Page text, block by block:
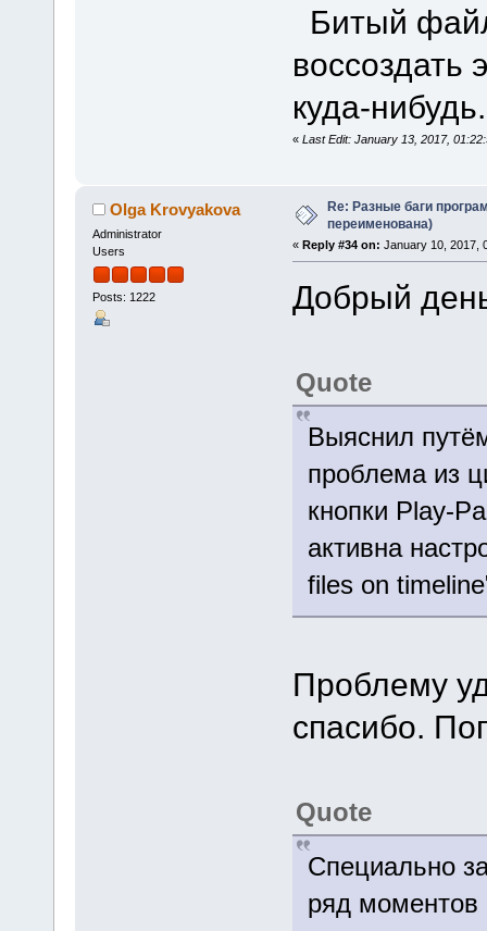
Битый
воссоздать
куда-нибудь.
« Last Edit: January 13, 2017,
Olga Krovyakova
Administrator
Users
Posts: 1222
Re: Разные баги
переименована)
« Reply #34 on: January 10, 2017,
Добрый
Quote
Выяснил
проблема из
кнопки Play-
активна
files on
Проблему
спасибо.
Quote
Специально
ряд моментов